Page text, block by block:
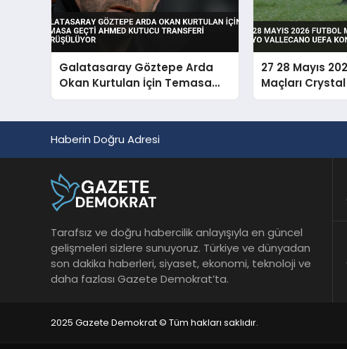
Galatasaray Göztepe Arda
Okan Kurtulan İçin Temasa
Geçti Ahmed Kutucu Transferi
27 28 Mayıs
Maçları
Vallecano
Haberin Doğru Adresi
Tarafsız ve doğru habercilik anlayışıyla en güncel
gelişmeleri sizlere sunuyoruz. Türkiye ve dünyadan
son dakika haberleri, siyaset, ekonomi, teknoloji ve
daha fazlası Gazete Demokrat’ta.
2025 Gazete Demokrat © Tüm hakları saklıdır.